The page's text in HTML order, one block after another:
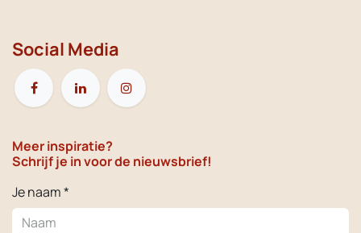
Social Media
Meer inspiratie?
Schrijf je in voor de nieuwsbrief!
Je naam *